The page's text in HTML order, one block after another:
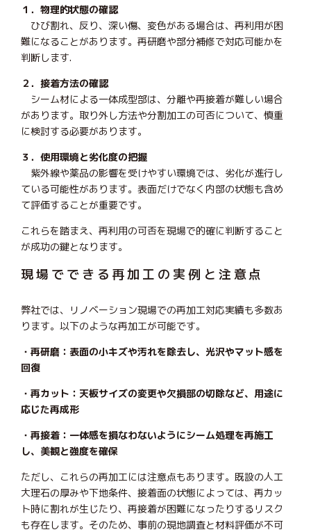
１．物理的状態の確認
ひび割れ、反り、深い傷、変色がある場合は、再利用が困
難になることがあります。再研磨や部分補修で対応可能かを
判断します.
２．接着方法の確認
シーム材による一体成型部は、分離や再接着が難しい場合
があります。取り外し方法や分割加工の可否について、慎重
に検討する必要があります。
３．使用環境と劣化度の把握
紫外線や薬品の影響を受けやすい環境では、劣化が進行し
ている可能性があります。表面だけでなく内部の状態も含め
て評価することが重要です。
これらを踏まえ、再利用の可否を現場で的確に判断すること
が成功の鍵となります。
現場でできる再加工の実例と注意点
弊社では、リノベーション現場での再加工対応実績も多数あ
ります。以下のような再加工が可能です。
・再研磨：表面の小キズや汚れを除去し、光沢やマット感を
回復
・再カット：天板サイズの変更や欠損部の切除など、用途に
応じた再成形
・再接着：一体感を損なわないようにシーム処理を再施工
し、美観と強度を確保
ただし、これらの再加工には注意点もあります。既設の人工
大理石の厚みや下地条件、接着面の状態によっては、再カッ
ト時に割れが生じたり、再接着が困難になったりするリスク
も存在します。そのため、事前の現地調査と材料評価が不可